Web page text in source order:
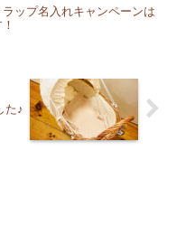
ラップ名入れキャンペーンは
た♪